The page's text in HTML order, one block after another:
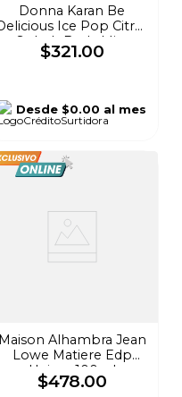
Donna Karan Be
Ice Pop Citrus
Splash Body Mist
Dama 250ml
$321.00
Desde $0.00 al mes
Maison Alhambra Jean
Lowe Matiere Edp
Unisex 100ml
$478.00